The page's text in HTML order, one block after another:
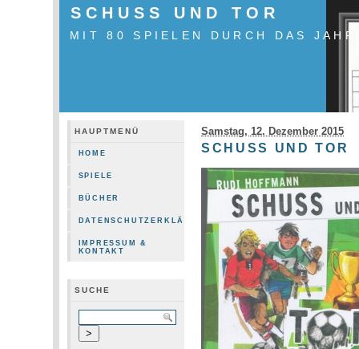
SCHUSS UND TOR
MIT 80 SPIELEN DURCH DAS JAHR
HAUPTMENÜ
HOME
SPIELE
BÜCHER
DATENSCHUTZERKLÄRUNG
IMPRESSUM &
KONTAKT
SUCHE
Samstag, 12. Dezember 2015
SCHUSS UND TOR